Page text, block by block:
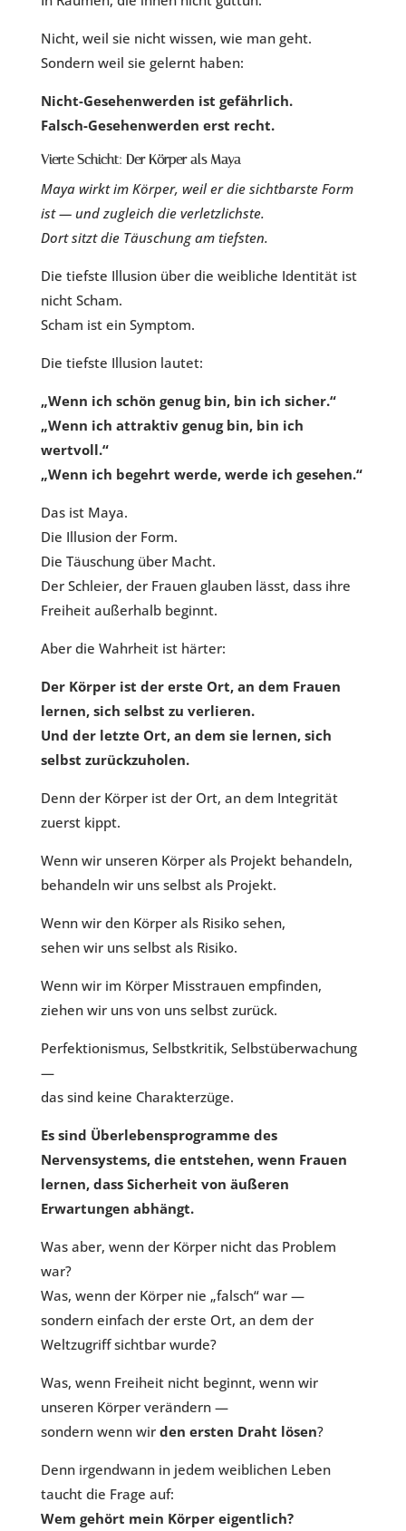
Nicht, weil sie nicht wissen, wie man geht.
Sondern weil sie gelernt haben:
Nicht-Gesehenwerden ist gefährlich.
Falsch-Gesehenwerden erst recht.
Vierte Schicht: Der Körper als Maya
Maya wirkt im Körper, weil er die sichtbarste Form
ist — und zugleich die verletzlichste.
Dort sitzt die Täuschung am tiefsten.
Die tiefste Illusion über die weibliche Identität ist
nicht Scham.
Scham ist ein Symptom.
Die tiefste Illusion lautet:
„Wenn ich schön genug bin, bin ich sicher.“
„Wenn ich attraktiv genug bin, bin ich
wertvoll.“
„Wenn ich begehrt werde, werde ich gesehen.“
Das ist Maya.
Die Illusion der Form.
Die Täuschung über Macht.
Der Schleier, der Frauen glauben lässt, dass ihre
Freiheit außerhalb beginnt.
Aber die Wahrheit ist härter:
Der Körper ist der erste Ort, an dem Frauen
lernen, sich selbst zu verlieren.
Und der letzte Ort, an dem sie lernen, sich
selbst zurückzuholen.
Denn der Körper ist der Ort, an dem Integrität
zuerst kippt.
Wenn wir unseren Körper als Projekt behandeln,
behandeln wir uns selbst als Projekt.
Wenn wir den Körper als Risiko sehen,
sehen wir uns selbst als Risiko.
Wenn wir im Körper Misstrauen empfinden,
ziehen wir uns von uns selbst zurück.
Perfektionismus, Selbstkritik, Selbstüberwachung
—
das sind keine Charakterzüge.
Es sind Überlebensprogramme des
Nervensystems, die entstehen, wenn Frauen
lernen, dass Sicherheit von äußeren
Erwartungen abhängt.
Was aber, wenn der Körper nicht das Problem
war?
Was, wenn der Körper nie „falsch“ war —
sondern einfach der erste Ort, an dem der
Weltzugriff sichtbar wurde?
Was, wenn Freiheit nicht beginnt, wenn wir
unseren Körper verändern —
sondern wenn wir den ersten Draht lösen?
Denn irgendwann in jedem weiblichen Leben
taucht die Frage auf:
Wem gehört mein Körper eigentlich?